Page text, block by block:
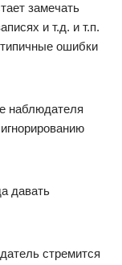
замечать
и т.д. и т.п.
ошибки
наблюдателя
давать
стремится